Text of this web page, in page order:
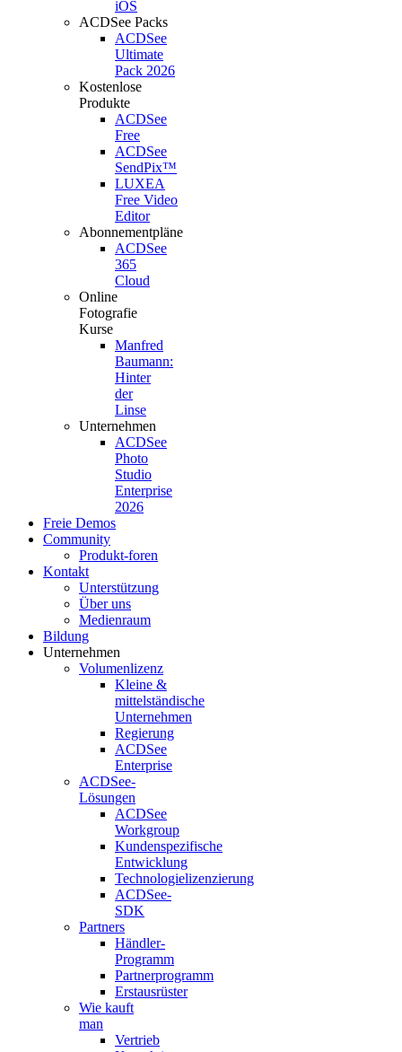
iOS
ACDSee Packs
ACDSee
Ultimate
Pack 2026
Kostenlose
Produkte
ACDSee
Free
ACDSee
SendPix™
LUXEA
Free Video
Editor
Abonnementpläne
ACDSee
365
Cloud
Online
Fotografie
Kurse
Manfred
Baumann:
Hinter
der
Linse
Unternehmen
ACDSee
Photo
Studio
Enterprise
2026
Freie Demos
Community
Produkt-foren
Kontakt
Unterstützung
Über uns
Medienraum
Bildung
Unternehmen
Volumenlizenz
Kleine &
mittelständische
Unternehmen
Regierung
ACDSee
Enterprise
ACDSee-
Lösungen
ACDSee
Workgroup
Kundenspezifische
Entwicklung
Technologielizenzierung
ACDSee-
SDK
Partners
Händler-
Programm
Partnerprogramm
Erstausrüster​
Wie kauft
man
Vertrieb